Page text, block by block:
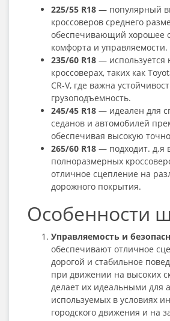
225/55 R18 — популярный
кроссоверов среднего
обеспечивающий хорошее
комфорта и управляемости.
235/60 R18 — используется
кроссоверах, таких как
CR-V, где важна
грузоподъемность.
245/45 R18 — идеален для
седанов и автомобилей
обеспечивая высокую
265/60 R18 — подходит. д.я
полноразмерных
отличное сцепление на
дорожного покрытия.
Особенности
Управляемость и
обеспечивают отличное
дорогой и стабильное
при движении на высоких
делает их идеальными для
используемых в условиях
городского движения и на